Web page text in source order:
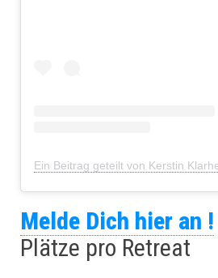
Melde Dich hier an !
Plätze pro Retreat